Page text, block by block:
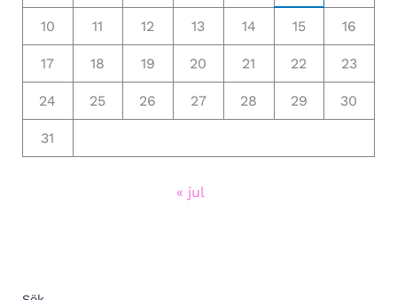
10 11 12 13 14 15 16
17 18 19 20 21 22 23
24 25 26 27 28 29 30
31
« jul